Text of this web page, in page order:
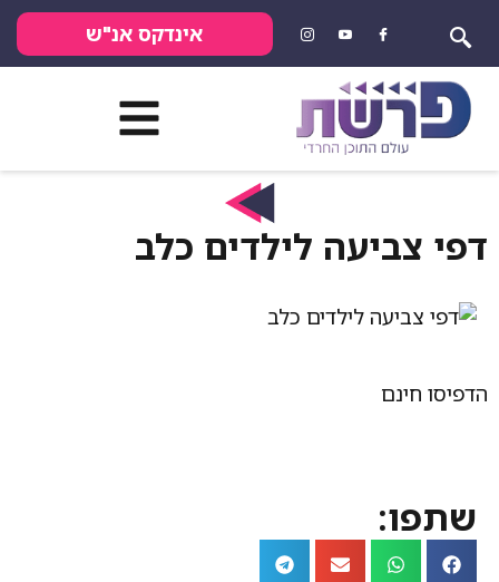
אינדקס אנ"ש
לילדים כלב